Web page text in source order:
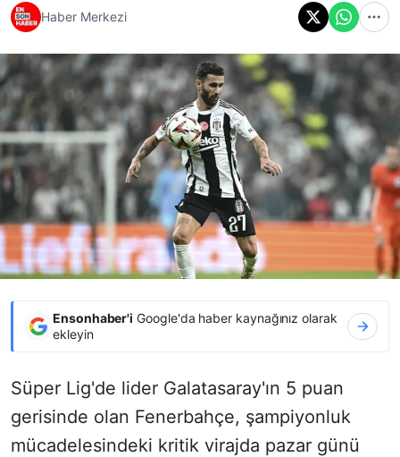
Haber Merkezi
Ensonhaber'i Google'da haber kaynağınız olarak
ekleyin
Süper Lig'de lider Galatasaray'ın 5 puan
gerisinde olan Fenerbahçe, şampiyonluk
mücadelesindeki kritik virajda pazar günü